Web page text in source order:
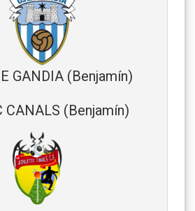
GANDIA (Benjamín)
CANALS (Benjamín)